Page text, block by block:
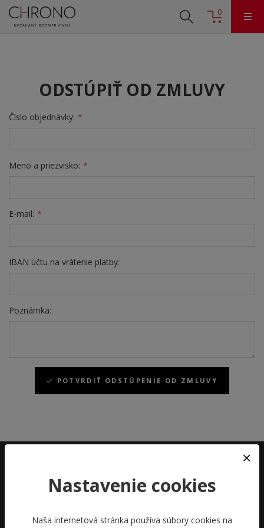
0
ODSTÚPIŤ OD ZMLUVY
Číslo objednávky:
Meno a priezvisko:
E-mail:
IBAN účtu na vrátenie platby:
Poznámka:
POTVRDIŤ ODSTÚPENIE OD ZMLUVY
035/285 00 18
Nastavenie cookies
Naša internetová stránka používa súbory cookies na